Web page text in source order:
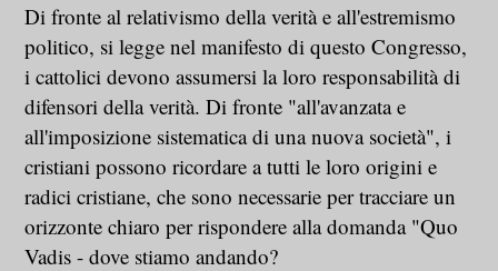
Di fronte al relativismo della verità e all'estremismo
politico, si legge nel manifesto di questo Congresso,
i cattolici devono assumersi la loro responsabilità di
difensori della verità. Di fronte "all'avanzata e
all'imposizione sistematica di una nuova società", i
cristiani possono ricordare a tutti le loro origini e
radici cristiane, che sono necessarie per tracciare un
orizzonte chiaro per rispondere alla domanda "Quo
Vadis - dove stiamo andando?